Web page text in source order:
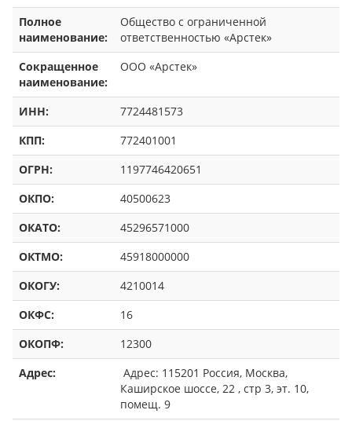
Полное
наименование:
Общество с ограниченной
ответственностью «Арстек»
Сокращенное
наименование:
ООО «Арстек»
ИНН:
7724481573
КПП:
772401001
ОГРН:
1197746420651
ОКПО:
40500623
ОКАТО:
45296571000
ОКТМО:
45918000000
ОКОГУ:
4210014
ОКФС:
16
ОКОПФ:
12300
Адрес:
Адрес: 115201 Россия, Москва,
Каширское шоссе, 22 , стр 3, эт. 10,
помещ. 9